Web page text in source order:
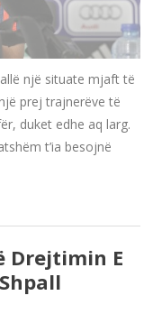
një situate mjaft të
prej trajnerëve të
duket edhe aq larg.
t’ia besojnë
Drejtimin E